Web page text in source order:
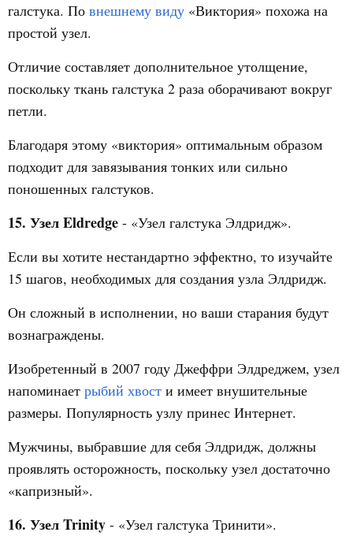
галстука. По внешнему виду «Виктория» похожа на
простой узел.
Отличие составляет дополнительное утолщение,
поскольку ткань галстука 2 раза оборачивают вокруг
петли.
Благодаря этому «виктория» оптимальным образом
подходит для завязывания тонких или сильно
поношенных галстуков.
15. Узел Eldredge - «Узел галстука Элдридж».
Если вы хотите нестандартно эффектно, то изучайте
15 шагов, необходимых для создания узла Элдридж.
Он сложный в исполнении, но ваши старания будут
вознаграждены.
Изобретенный в 2007 году Джеффри Элдреджем, узел
напоминает рыбий хвост и имеет внушительные
размеры. Популярность узлу принес Интернет.
Мужчины, выбравшие для себя Элдридж, должны
проявлять осторожность, поскольку узел достаточно
«капризный».
16. Узел Trinity - «Узел галстука Тринити».